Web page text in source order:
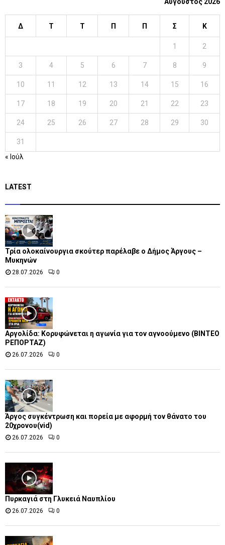
Δ Τ Τ Π Π Σ Κ
1 2
3 4 5 6 7 8 9
10 11 12 13 14 15 16
17 18 19 20 21 22 23
24 25 26 27 28 29 30
31
« Ιούλ
LATEST
Τρία ολοκαίνουργια σκούτερ παρέλαβε o Δήμος Άργους –
Μυκηνών
28.07.2026 0
Αργολίδα: Κορυφώνεται η αγωνία για τον αγνοούμενο (ΒΙΝΤΕΟ
ΡΕΠΟΡΤΑΖ)
26.07.2026 0
Άργος συγκέντρωση και πορεία με αφορμή τον θάνατο του
20χρονου(vid)
26.07.2026 0
Πυρκαγιά στη Γλυκειά Ναυπλίου
26.07.2026 0